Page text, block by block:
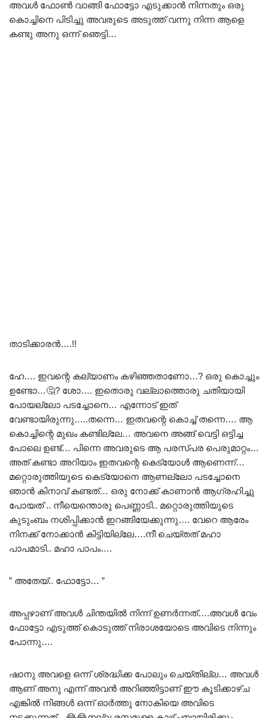
അവൾ ഫോൺ വാങ്ങി ഫോട്ടോ എടുക്കാൻ നിന്നതും ഒരു
കൊച്ചിനെ പിടിച്ചു അവരുടെ അടുത്ത് വന്നു നിന്ന ആളെ
കണ്ടു അനു ഒന്ന് ഞെട്ടി…
താടിക്കാരൻ….!!
ഹേ…. ഇവന്റെ കല്യാണം കഴിഞ്ഞതാണോ…? ഒരു കൊച്ചും
ഉണ്ടോ…🤔? ശോ…. ഇതൊരു വല്ലാത്തൊരു ചതിയായി
പോയല്ലോ പടച്ചോനെ… എന്നോട് ഇത്
വേണ്ടായിരുന്നു…..തന്നെ… ഇതവന്റെ കൊച്ച് തന്നെ…. ആ
കൊച്ചിന്റെ മുഖം കണ്ടില്ലേ… അവനെ അങ്ങ് വെട്ടി ഒട്ടിച്ച
പോലെ ഉണ്ട്… പിന്നെ അവരുടെ ആ പരസ്പര പെരുമാറ്റം…
അത് കണ്ടാ അറിയാം ഇതവന്റെ കെട്യോൾ ആണെന്ന്…
മറ്റൊരുത്തിയുടെ കെട്യോനെ ആണല്ലോ പടച്ചോനെ
ഞാൻ കിനാവ് കണ്ടത്… ഒരു നോക്ക് കാണാൻ ആഗ്രഹിച്ചു
പോയത് .. നീയെന്തൊരു പെണ്ണാടി.. മറ്റൊരുത്തിയുടെ
കുടുംബം നശിപ്പിക്കാൻ ഇറങ്ങിയേക്കുന്നു…. വേറെ ആരേം
നിനക്ക് നോക്കാൻ കിട്ടിയില്ലേ….നീ ചെയ്തത് മഹാ
പാപമാടി.. മഹാ പാപം….
” അതേയ്.. ഫോട്ടോ… ”
അപ്പഴാണ് അവൾ ചിന്തയിൽ നിന്ന് ഉണർന്നത്….അവൾ വേം
ഫോട്ടോ എടുത്ത് കൊടുത്ത് നിരാശയോടെ അവിടെ നിന്നും
പോന്നു….
ഷാനു അവളെ ഒന്ന് ശ്രദ്ധിക്ക പോലും ചെയ്തില്ല… അവൾ
ആണ് അനു എന്ന് അവൻ അറിഞ്ഞിട്ടാണ് ഈ കൂടിക്കാഴ്ച
എങ്കിൽ നിങ്ങൾ ഒന്ന് ഓർത്തു നോകിയെ അവിടെ